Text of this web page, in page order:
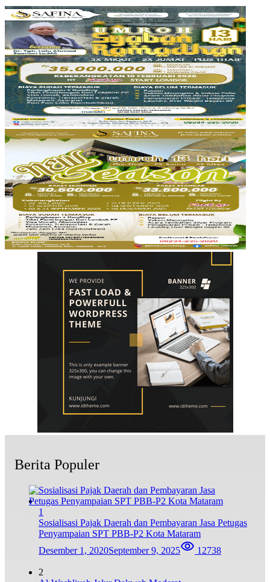
Berita Populer
1
Sosialisasi Pajak Daerah dan Pembayaran Jasa Petugas
Penyampaian SPT PBB-P2 Kota Mataram
Desember 1, 2020September 9, 2025 12738
2